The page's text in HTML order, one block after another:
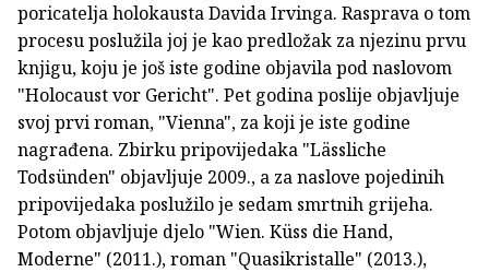
poricatelja holokausta Davida Irvinga. Rasprava o tom
procesu poslužila joj je kao predložak za njezinu prvu
knjigu, koju je još iste godine objavila pod naslovom
"Holocaust vor Gericht". Pet godina poslije objavljuje
svoj prvi roman, "Vienna", za koji je iste godine
nagrađena. Zbirku pripovijedaka "Lässliche
Todsünden" objavljuje 2009., a za naslove pojedinih
pripovijedaka poslužilo je sedam smrtnih grijeha.
Potom objavljuje djelo "Wien. Küss die Hand,
Moderne" (2011.), roman "Quasikristalle" (2013.),